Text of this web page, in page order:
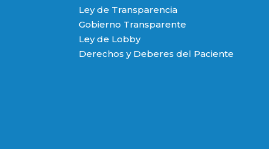
Ley de Transparencia
Gobierno Transparente
Ley de Lobby
Derechos y Deberes del Paciente